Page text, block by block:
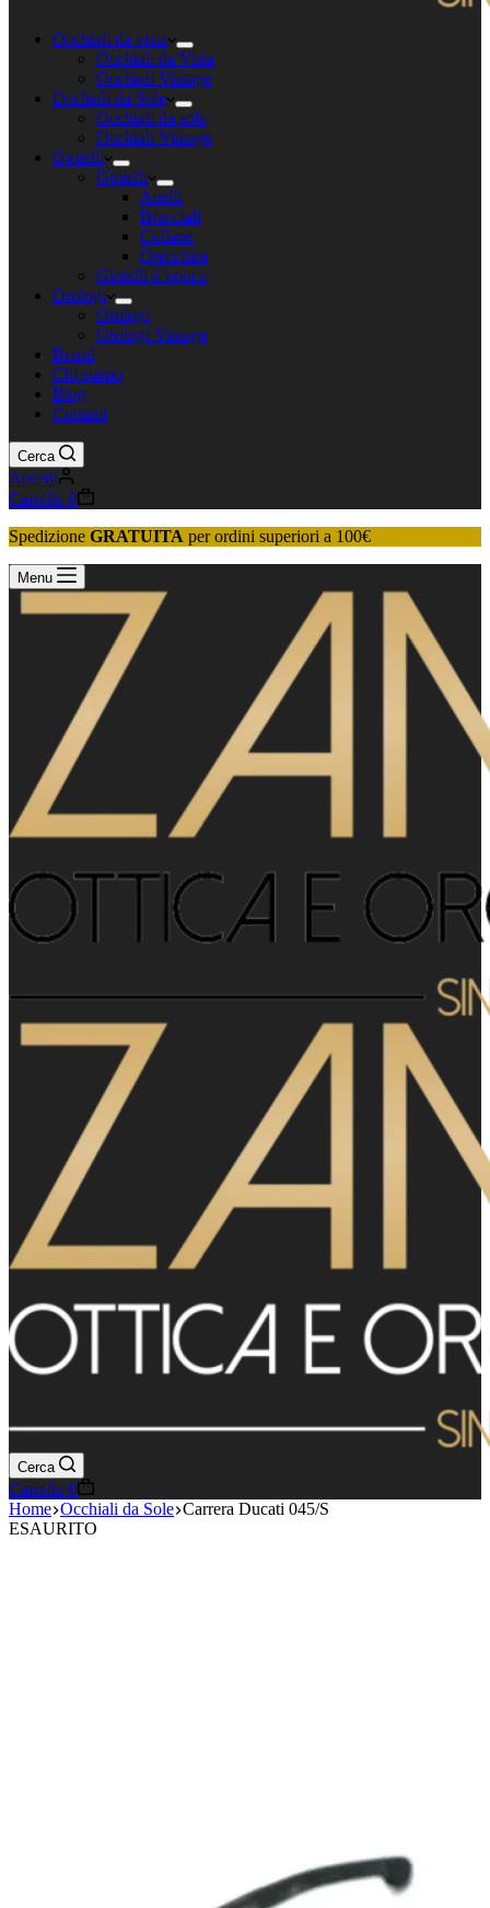
Occhiali da vista
Occhiali da Vista
Occhiali Vintage
Occhiali da Sole
Occhiali da sole
Occhiali Vintage
Gioielli
Gioielli
Anelli
Bracciali
Collane
Orecchini
Gioielli d’epoca
Orologi
Orologi
Orologi Vintage
Brand
Chi siamo
Blog
Contatti
Cerca
Accedi
Carrello 0
Spedizione GRATUITA per ordini superiori a 100€
Menu
Cerca
Carrello 0
Home Occhiali da Sole Carrera Ducati 045/S
ESAURITO